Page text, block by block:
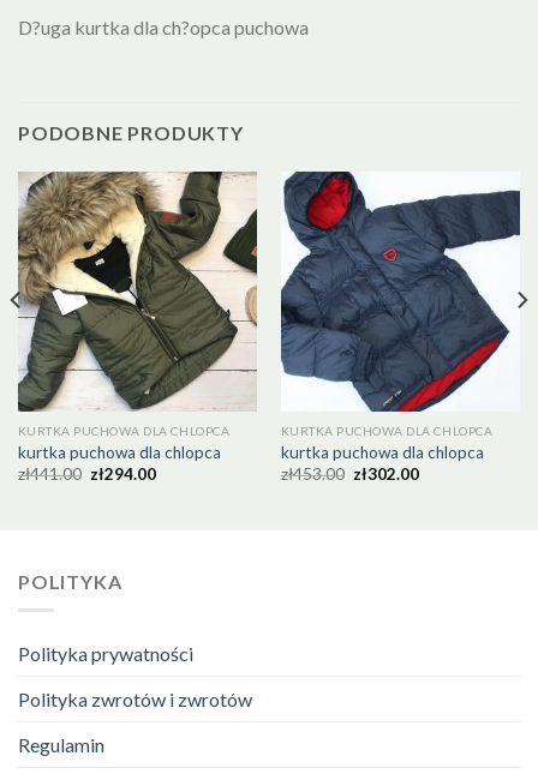
D?uga kurtka dla ch?opca puchowa
PODOBNE PRODUKTY
KURTKA PUCHOWA DLA CHLOPCA
kurtka puchowa dla chlopca
zł441.00 zł294.00
KURTKA PUCHOWA DLA CHLOPCA
kurtka puchowa dla chlopca
zł453.00 zł302.00
POLITYKA
Polityka prywatności
Polityka zwrotów i zwrotów
Regulamin